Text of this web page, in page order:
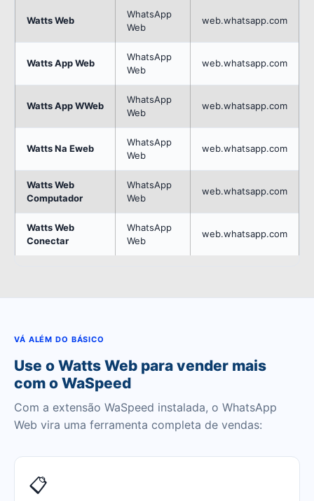
Watts Web
WhatsApp
Web
web.whatsapp.com
Watts App Web
WhatsApp
Web
web.whatsapp.com
Watts App WWeb
WhatsApp
Web
web.whatsapp.com
Watts Na Eweb
WhatsApp
Web
web.whatsapp.com
Watts Web
Computador
WhatsApp
Web
web.whatsapp.com
Watts Web
Conectar
WhatsApp
Web
web.whatsapp.com
VÁ ALÉM DO BÁSICO
Use o Watts Web para vender mais
com o WaSpeed
Com a extensão WaSpeed instalada, o WhatsApp
Web vira uma ferramenta completa de vendas:
📋